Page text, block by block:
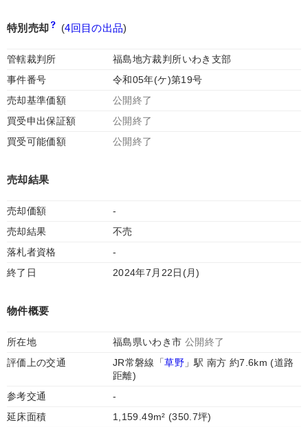
特別売却 (4回目の出品)
管轄裁判所
福島地方裁判所いわき支部
事件番号
令和05年(ケ)第19号
売却基準価額
公開終了
買受申出保証額
公開終了
買受可能価額
公開終了
売却結果
売却価額
-
売却結果
不売
落札者資格
-
終了日
2024年7月22日(月)
物件概要
所在地 福島県いわき市 公開終了
評価上の交通
JR常磐線「草野」駅 南方 約7.6km (道路
距離)
参考交通
-
延床面積
1,159.49m² (350.7坪)